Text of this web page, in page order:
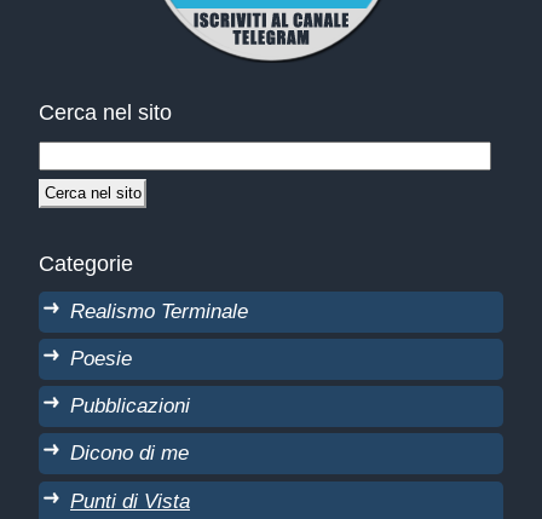
Cerca nel sito
Categorie
Realismo Terminale
Poesie
Pubblicazioni
Dicono di me
Punti di Vista